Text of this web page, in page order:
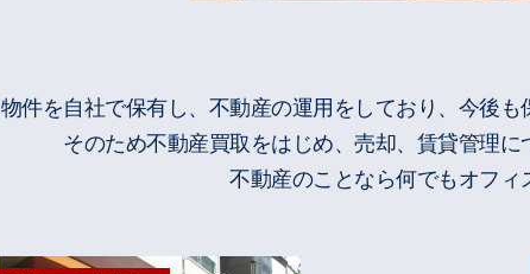
物件を自社で保有し、不動産の運用をしており、今後も
そのため不動産買取をはじめ、売却、賃貸管理に
不動産のことなら何でもオフィ